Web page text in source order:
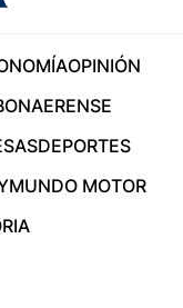
OPINIÓN
DEPORTES
MUNDO MOTOR